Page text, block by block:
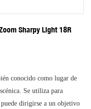
Sharpy Light 18R
conocido como lugar de
Se utiliza para
dirigirse a un objetivo